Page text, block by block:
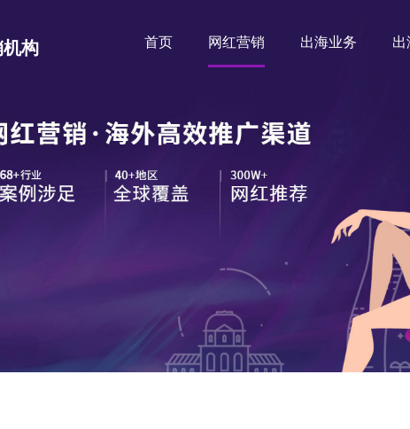
构 首页 网红营销 出海业务 出